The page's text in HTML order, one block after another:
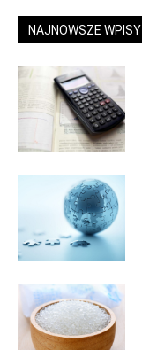
NAJNOWSZE WPISY